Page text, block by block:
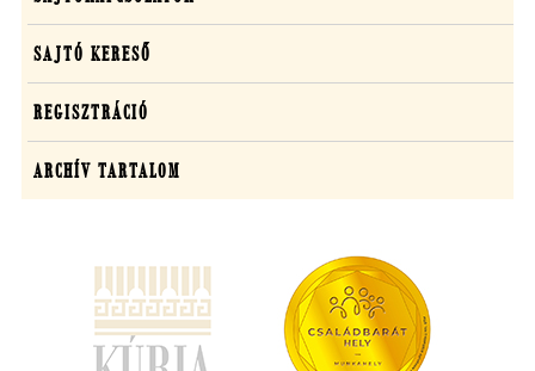
SAJTÓ KERESŐ
REGISZTRÁCIÓ
ARCHÍV TARTALOM